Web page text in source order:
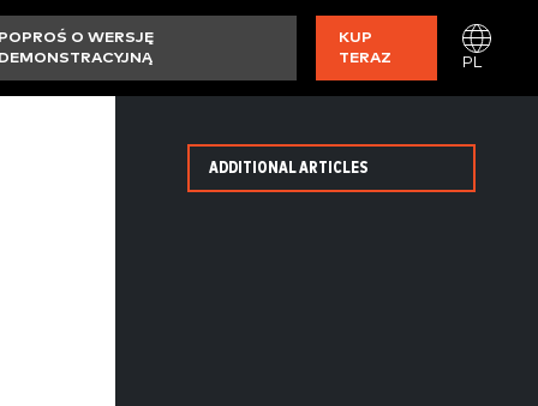
O WERSJĘ
KUP
TERAZ
PL
ADDITIONAL ARTICLES